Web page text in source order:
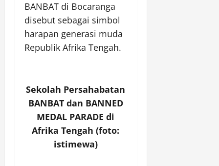
BANBAT di Bocaranga
disebut sebagai simbol
harapan generasi muda
Republik Afrika Tengah.
Sekolah Persahabatan
BANBAT dan BANNED
MEDAL PARADE di
Afrika Tengah (foto:
istimewa)